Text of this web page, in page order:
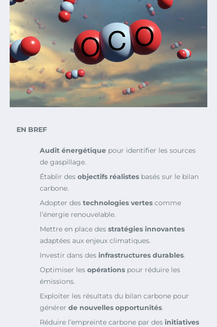
EN BREF
Audit énergétique pour identifier les sources
de gaspillage.
Établir des objectifs réalistes basés sur le bilan
carbone.
Adopter des technologies vertes comme
l’énergie renouvelable.
Mettre en place des stratégies innovantes
adaptées aux enjeux climatiques.
Investir dans des infrastructures durables.
Optimiser les opérations pour réduire les
émissions.
Exploiter les résultats du bilan carbone pour
générer de nouvelles opportunités.
Réduire l’empreinte carbone par des initiatives